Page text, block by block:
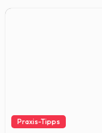
Praxis-Tipps